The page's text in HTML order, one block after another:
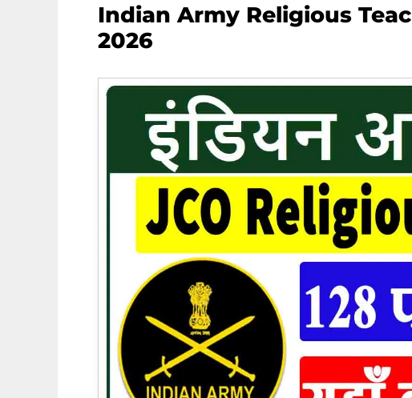
Indian Army Religious
2026